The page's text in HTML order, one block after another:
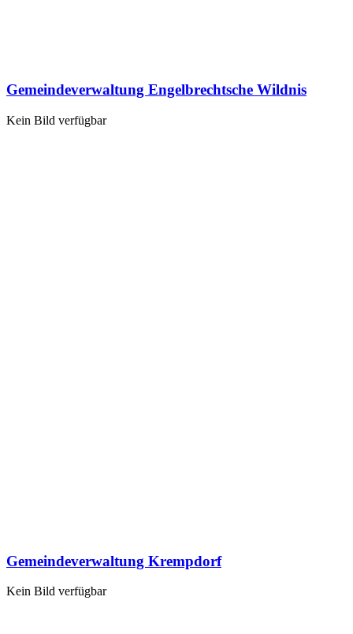
Gemeindeverwaltung Engelbrechtsche Wildnis
Kein Bild verfügbar
Gemeindeverwaltung Krempdorf
Kein Bild verfügbar